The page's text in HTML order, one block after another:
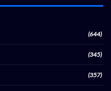
(644)
(345)
(357)